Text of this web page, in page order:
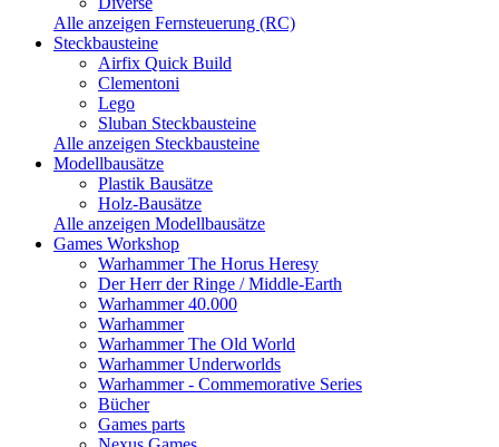
Alle anzeigen Fernsteuerung (RC)
Steckbausteine
Airfix Quick Build
Clementoni
Lego
Sluban Steckbausteine
Alle anzeigen Steckbausteine
Modellbausätze
Plastik Bausätze
Holz-Bausätze
Alle anzeigen Modellbausätze
Games Workshop
Warhammer The Horus Heresy
Der Herr der Ringe / Middle-Earth
Warhammer 40.000
Warhammer
Warhammer The Old World
Warhammer Underworlds
Warhammer - Commemorative Series
Bücher
Games parts